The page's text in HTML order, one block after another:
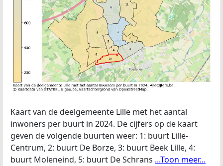
Kaart van de deelgemeente Lille met het aantal
inwoners per buurt in 2024. De cijfers op de kaart
geven de volgende buurten weer: 1: buurt Lille-
Centrum, 2: buurt De Borze, 3: buurt Beek Lille, 4:
buurt Moleneind, 5: buurt De Schrans ...Toon meer...